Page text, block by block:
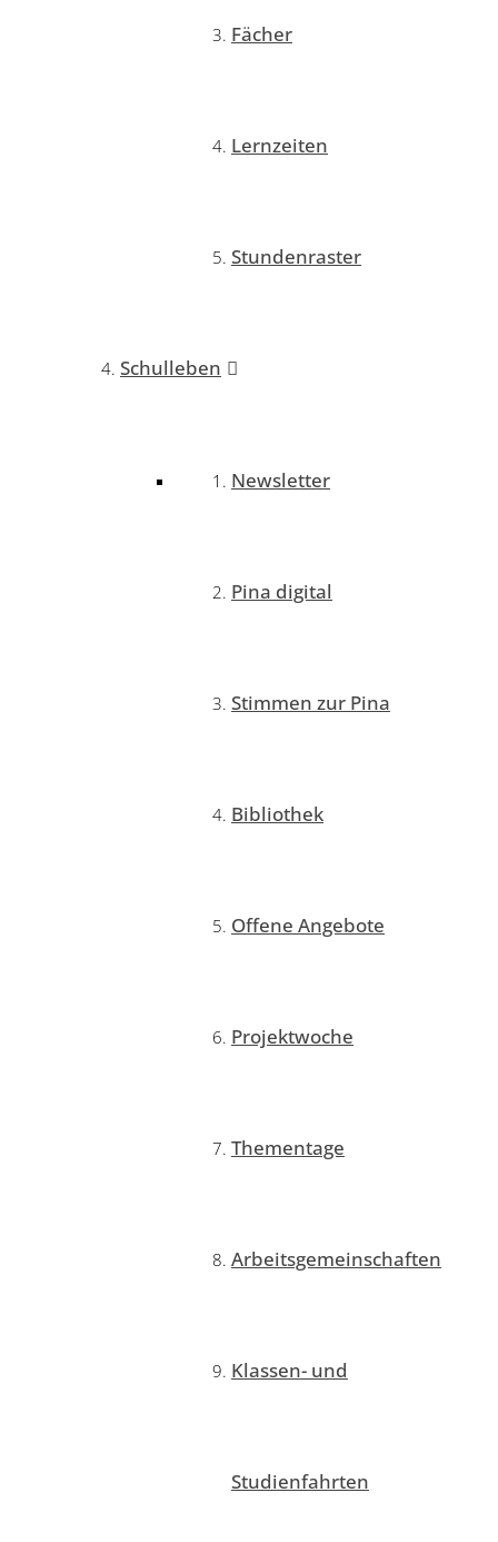
Fächer
Lernzeiten
Stundenraster
Schulleben
Newsletter
Pina digital
Stimmen zur Pina
Bibliothek
Offene Angebote
Projektwoche
Thementage
Arbeitsgemeinschaften
Klassen- und
Studienfahrten